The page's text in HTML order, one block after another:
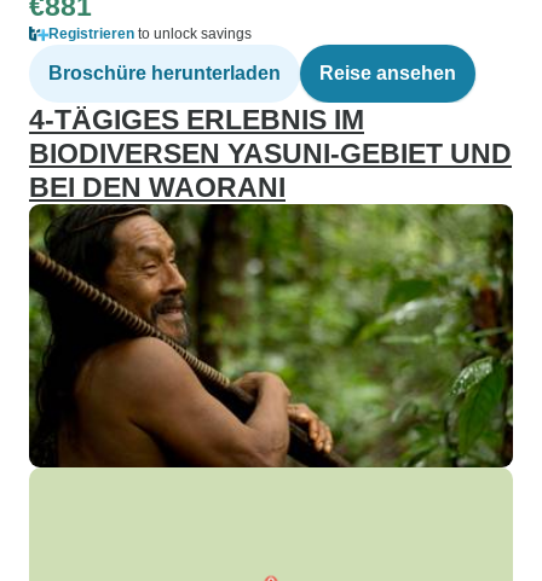
Registrieren to unlock savings
Broschüre herunterladen Reise ansehen
4-TÄGIGES ERLEBNIS IM
BIODIVERSEN YASUNI-GEBIET UND
BEI DEN WAORANI